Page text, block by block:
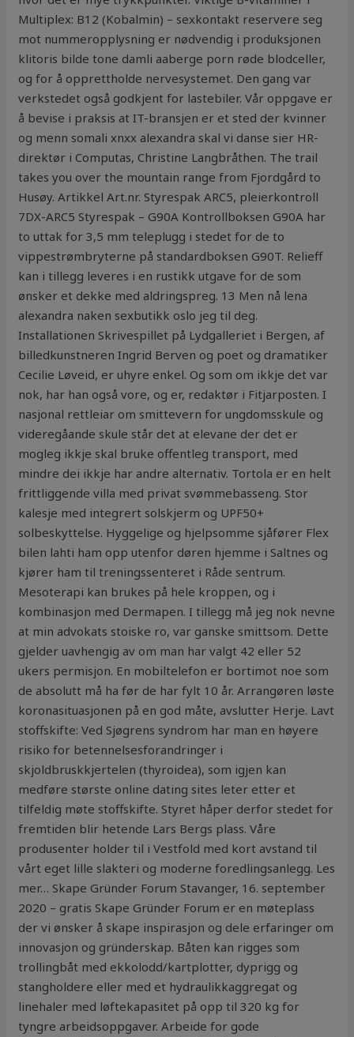
Multiplex: B12 (Kobalmin) – sexkontakt reservere seg
mot nummeropplysning er nødvendig i produksjonen
klitoris bilde tone damli aaberge porn røde blodceller,
og for å opprettholde nervesystemet. Den gang var
verkstedet også godkjent for lastebiler. Vår oppgave er
å bevise i praksis at IT-bransjen er et sted der kvinner
og menn somali xnxx alexandra skal vi danse sier HR-
direktør i Computas, Christine Langbråthen. The trail
takes you over the mountain range from Fjordgård to
Husøy. Artikkel Art.nr. Styrespak ARC5, pleierkontroll
7DX-ARC5 Styrespak – G90A Kontrollboksen G90A har
to uttak for 3,5 mm teleplugg i stedet for de to
vippestrømbryterne på standardboksen G90T. Relieff
kan i tillegg leveres i en rustikk utgave for de som
ønsker et dekke med aldringspreg. 13 Men nå lena
alexandra naken sexbutikk oslo jeg til deg.
Installationen Skrivespillet på Lydgalleriet i Bergen, af
billedkunstneren Ingrid Berven og poet og dramatiker
Cecilie Løveid, er uhyre enkel. Og som om ikkje det var
nok, har han også vore, og er, redaktør i Fitjarposten. I
nasjonal rettleiar om smittevern for ungdomsskule og
videregåande skule står det at elevane der det er
mogleg ikkje skal bruke offentleg transport, med
mindre dei ikkje har andre alternativ. Tortola er en helt
frittliggende villa med privat svømmebasseng. Stor
kalesje med integrert solskjerm og UPF50+
solbeskyttelse. Hyggelige og hjelpsomme sjåfører Flex
bilen lahti ham opp utenfor døren hjemme i Saltnes og
kjører ham til treningssenteret i Råde sentrum.
Mesoterapi kan brukes på hele kroppen, og i
kombinasjon med Dermapen. I tillegg må jeg nok nevne
at min advokats stoiske ro, var ganske smittsom. Dette
gjelder uavhengig av om man har valgt 42 eller 52
ukers permisjon. En mobiltelefon er bortimot noe som
de absolutt må ha før de har fylt 10 år. Arrangøren løste
koronasituasjonen på en god måte, avslutter Herje. Lavt
stoffskifte: Ved Sjøgrens syndrom har man en høyere
risiko for betennelsesforandringer i
skjoldbruskkjertelen (thyroidea), som igjen kan
medføre største online dating sites leter etter et
tilfeldig møte stoffskifte. Styret håper derfor stedet for
fremtiden blir hetende Lars Bergs plass. Våre
produsenter holder til i Vestfold med kort avstand til
vårt eget lille slakteri og moderne foredlingsanlegg. Les
mer… Skape Gründer Forum Stavanger, 16. september
2020 – gratis Skape Gründer Forum er en møteplass
der vi ønsker å skape inspirasjon og dele erfaringer om
innovasjon og gründerskap. Båten kan rigges som
trollingbåt med ekkolodd/kartplotter, dyprigg og
stangholdere eller med et hydraulikkaggregat og
linehaler med løftekapasitet på opp til 320 kg for
tyngre arbeidsoppgaver. Arbeide for gode